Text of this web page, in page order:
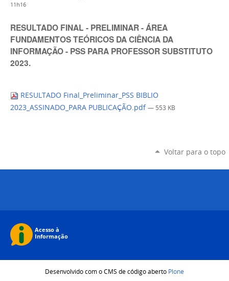
11h16
RESULTADO FINAL - PRELIMINAR - ÁREA
FUNDAMENTOS TEÓRICOS DA CIÊNCIA DA
INFORMAÇÃO - PSS PARA PROFESSOR SUBSTITUTO
2023.
RESULTADO Final_Preliminar_PSS BIBLIO
2023_ASSINADO_PARA PUBLICAÇÃO.pdf — 553 KB
Voltar para o topo
Desenvolvido com o CMS de código aberto Plone